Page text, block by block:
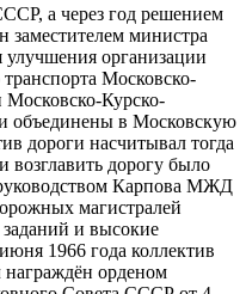
а через год решением
министра
организации
Московско-
Московско-Курско-
объединены в Московскую
дороги насчитывал тогда
возглавить дорогу было
Карпова МЖД
магистралей
и высокие
1966 года коллектив
орденом